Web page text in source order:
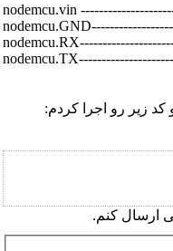
nodemcu.vin
کد زیر رو اجرا کردم:
ارسال کنم.